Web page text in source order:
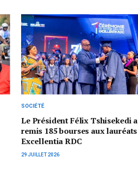
SOCIÉTÉ
Le Président Félix Tshisekedi a
remis 185 bourses aux lauréats
Excellentia RDC
29 JUILLET 2026